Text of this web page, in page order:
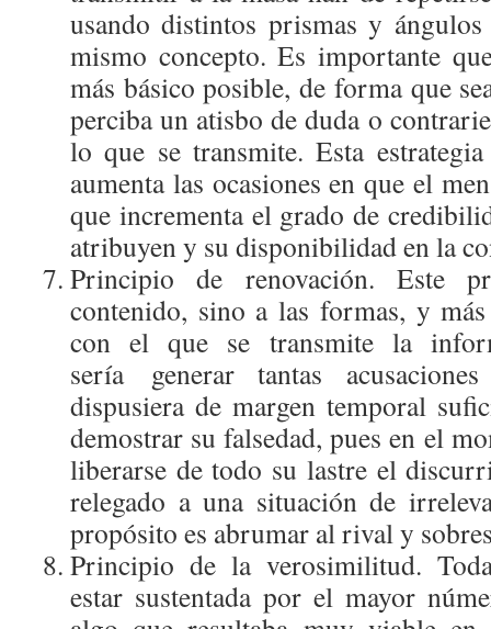
usando distintos prismas y
mismo concepto. Es importante
más básico posible, de forma que
perciba un atisbo de duda o
lo que se transmite. Esta
aumenta las ocasiones en que el
que incrementa el grado de
atribuyen y su disponibilidad en la
Principio de renovación. Este
contenido, sino a las formas, y
con el que se transmite la
sería generar tantas
dispusiera de margen temporal
demostrar su falsedad, pues en el
liberarse de todo su lastre el
relegado a una situación de
propósito es abrumar al rival y
Principio de la verosimilitud.
estar sustentada por el mayor